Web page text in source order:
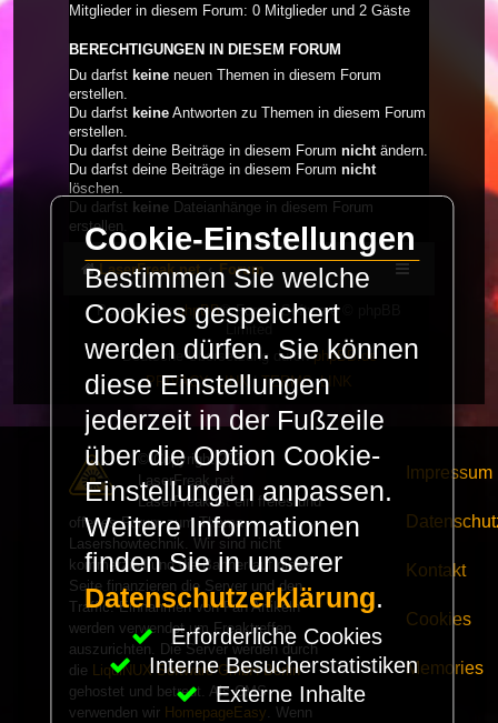
Mitglieder in diesem Forum: 0 Mitglieder und 2 Gäste
BERECHTIGUNGEN IN DIESEM FORUM
Du darfst keine neuen Themen in diesem Forum
erstellen.
Du darfst keine Antworten zu Themen in diesem Forum
erstellen.
Du darfst deine Beiträge in diesem Forum nicht ändern.
Du darfst deine Beiträge in diesem Forum nicht
löschen.
Du darfst keine Dateianhänge in diesem Forum
erstellen.
LaserFreak.net Forum
Powered byphpBB® Forum Software © phpBB
Limited
Deutsche Übersetzung durchphpBB.de
PRIVACY_LINK | TERMS_LINK
© Copyright 2025 -
LaserFreak.net
LaserFreak ist ein freies und
offenes Forum zum Thema
Lasershowtechnik. Wir sind nicht
kommerziell und die Banner auf dieser
Seite finanzieren die Server und den
Traffic. Einnahmen von Fan Artikeln
werden verwendet um Freaktreffen
auszurichten. Die Server werden durch
die
LiquiNUX Software GmbH Berlin
gehostet und betreut. Als CMS
verwenden wir HomepageEasy . Wenn
Impressum
Kontakt
Cookies
Memories
Cookie-Einstellungen
Bestimmen Sie welche
Cookies gespeichert
werden dürfen. Sie können
diese Einstellungen
jederzeit in der Fußzeile
über die Option Cookie-
Einstellungen anpassen.
Weitere Informationen
finden Sie in unserer
Datenschutzerklärung.
Erforderliche Cookies
Interne Besucherstatistiken
Externe Inhalte